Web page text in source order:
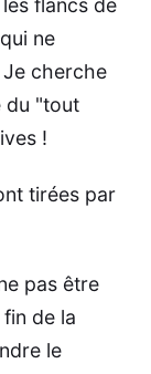
ne
cherche
du "tout
!
tirées par
pas être
de la
le